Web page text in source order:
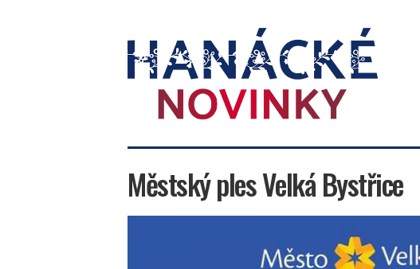
novinky
Městský ples Velká Bystřice